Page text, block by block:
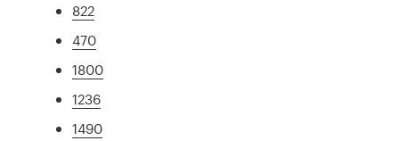
822
470
1800
1236
1490